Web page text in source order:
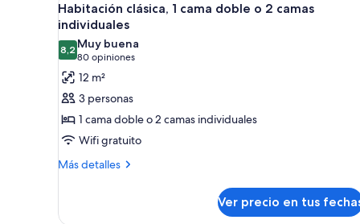
todas
las
fotos
de
Habitación
clásica,
1
cama
doble
8
Habitación clásica, 1 cama doble o 2 camas
individuales
8,28,2 de 10
Muy buena
80 opiniones
(80
opiniones)
12 m²
3 personas
1 cama doble o 2 camas individuales
Wifi gratuito
Más detalles
Más
Ver precio en tus